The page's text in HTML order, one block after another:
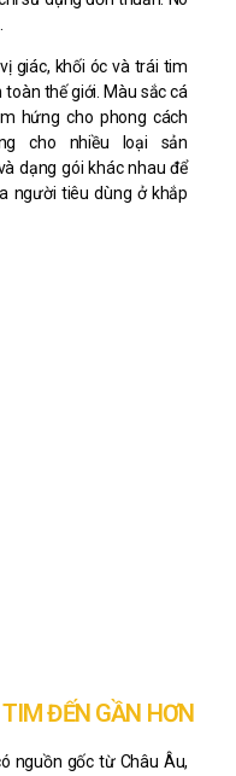
giác, khối óc và trái tim
thế giới. Màu sắc cá
hứng cho phong cách
cho nhiều loại sản
dạng gói khác nhau để
người tiêu dùng ở khắp
ĐẾN GẦN HƠN
nguồn gốc từ Châu Âu,